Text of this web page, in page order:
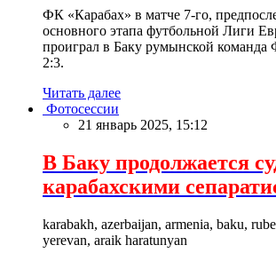
ФК «Карабах» в матче 7-го,
основного этапа футбольной Лиги
проиграл в Баку румынской
2:3.
Читать далее
Фотосессии
21 январь 2025, 15:12
В Баку продолжается
карабахскими
karabakh, azerbaijan, armenia, baku,
yerevan, araik haratunyan